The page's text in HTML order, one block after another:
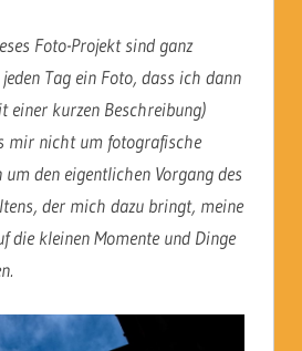
Foto-Projekt sind ganz
Tag ein Foto, dass ich dann
einer kurzen Beschreibung)
mir nicht um fotografische
den eigentlichen Vorgang des
der mich dazu bringt, meine
die kleinen Momente und Dinge